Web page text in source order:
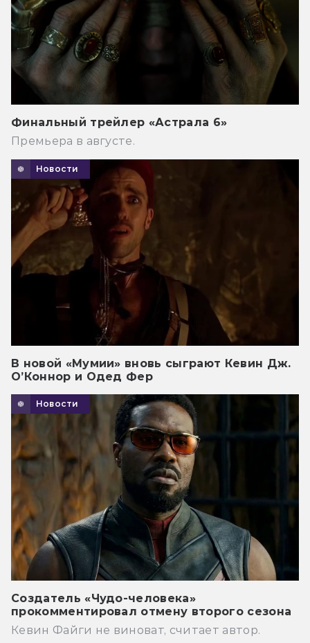
Финальный трейлер «Астрала 6»
Премьера в августе.
Новости
В новой «Мумии» вновь сыграют Кевин Дж.
О’Коннор и Одед Фер
Новости
Создатель «Чудо-человека»
прокомментировал отмену второго сезона
Кевин Файги не виноват, считает автор.